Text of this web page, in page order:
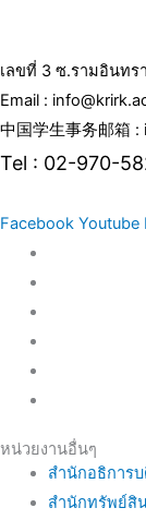
เลขที่ 3 ซ.รามอินทร
Email :
中国学生事务邮箱
Tel : 02-970-
Facebook Youtube
หน่วยงานอื่นๆ
สำนักอธิการ
สำนักทรัพย์สิ